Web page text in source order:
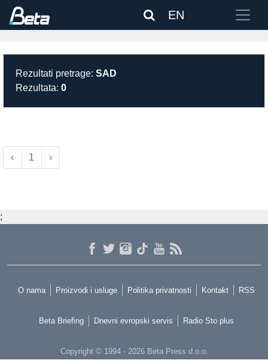
EN
Rezultati pretrage: SAD
Rezultata: 0
‹ 1 ›
;
O nama Proizvodi i usluge Politika privatnosti Kontakt RSS
Beta Briefing Dnevni evropski servis Radio Sto plus
Copyright © 1994 - 2026 Beta Press d.o.o.